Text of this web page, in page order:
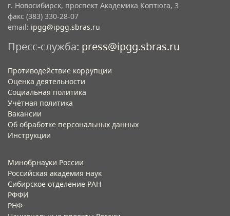
г. Новосибирск, проспект Академика Коптюга, 3
факс (383) 330-28-07
email: ipgg@ipgg.sbras.ru
Пресс-служба: press@ipgg.sbras.ru
Противодействие коррупции
Оценка деятельности
Социальная политика
Учётная политика​
Вакансии​
Об обработке персональных данных​
Инструкции​
Минобрнауки России
Российская академия наук
Сибирское отделение РАН
РФФИ
РНФ